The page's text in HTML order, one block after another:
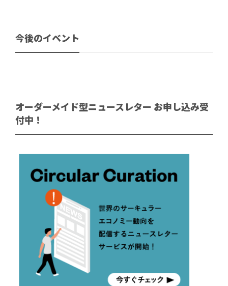
今後のイベント
オーダーメイド型ニュースレター お申し込み受
付中！